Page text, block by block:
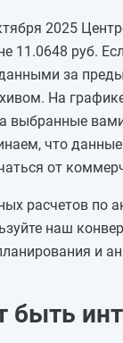
11,3645
11,354
11,3435
11,3435
11,3435
11,0623
11,0216
2025
11.0648 руб.
данными за
На
выбранные
что
от
расчетов по
наш
и